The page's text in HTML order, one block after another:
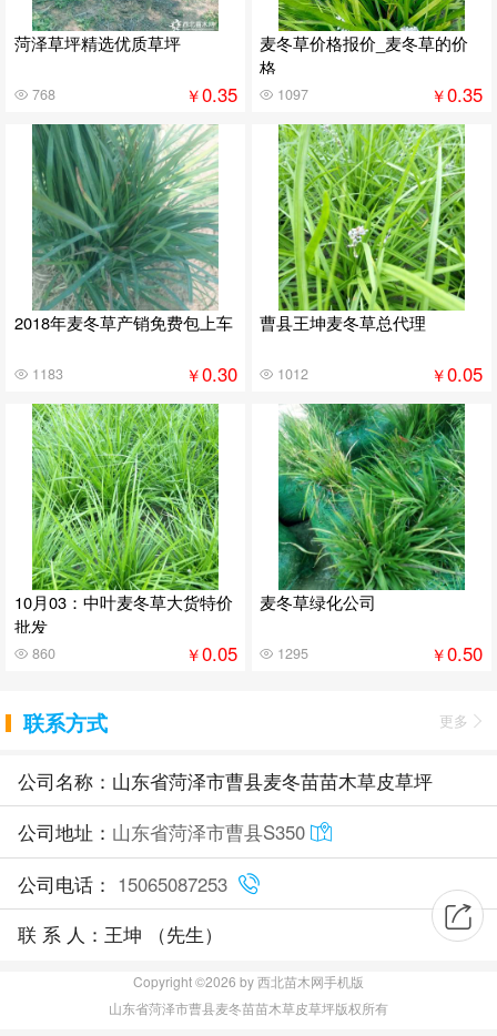
菏泽草坪精选优质草坪
768 ￥0.35
麦冬草价格报价_麦冬草的价
格
1097 ￥0.35
2018年麦冬草产销免费包上车
1183 ￥0.30
曹县王坤麦冬草总代理
1012 ￥0.05
10月03：中叶麦冬草大货特价
批发
860 ￥0.05
麦冬草绿化公司
1295 ￥0.50
联系方式 更多
公司名称：山东省菏泽市曹县麦冬苗苗木草皮草坪
公司地址： 山东省菏泽市曹县S350
公司电话： 15065087253
联 系 人：王坤 （先生）
Copyright ©2026 by 西北苗木网手机版
山东省菏泽市曹县麦冬苗苗木草皮草坪版权所有